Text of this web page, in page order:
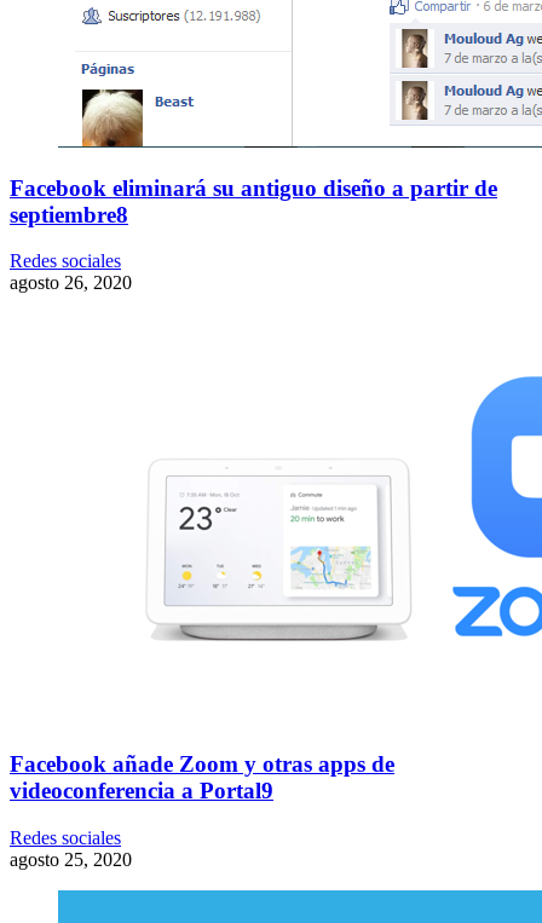
Facebook eliminará su antiguo diseño a partir de
septiembre8
Redes sociales
agosto 26, 2020
Facebook añade Zoom y otras apps de
videoconferencia a Portal9
Redes sociales
agosto 25, 2020